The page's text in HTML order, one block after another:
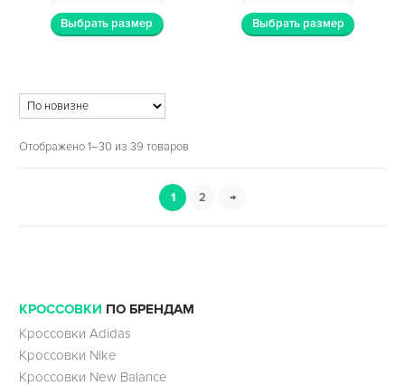
Выбрать размер Выбрать размер
Отображено 1–30 из 39 товаров
1 2 →
КРОССОВКИ ПО БРЕНДАМ
Кроссовки Adidas
Кроссовки Nike
Кроссовки New Balance